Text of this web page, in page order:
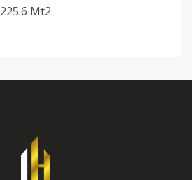
225.6 Mt2